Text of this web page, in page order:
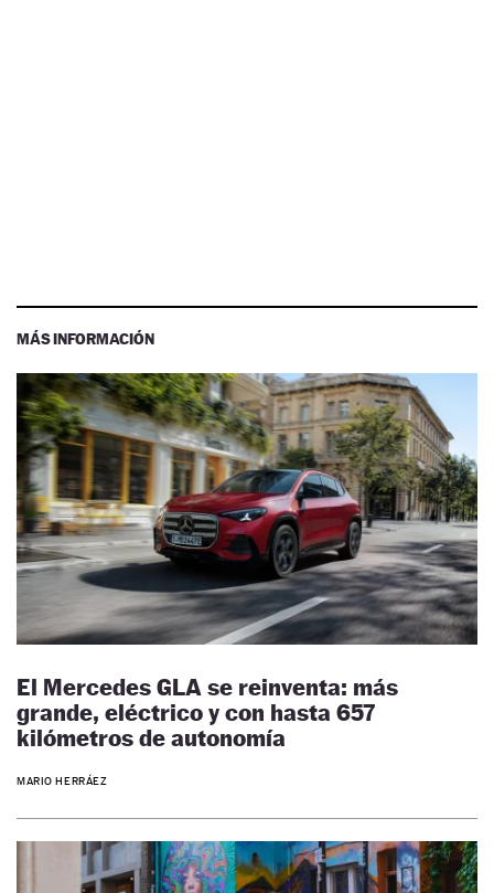
MÁS INFORMACIÓN
El Mercedes GLA se reinventa: más
grande, eléctrico y con hasta 657
kilómetros de autonomía
MARIO HERRÁEZ